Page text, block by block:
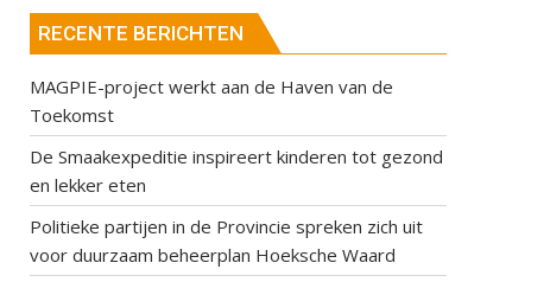
RECENTE BERICHTEN
MAGPIE-project werkt aan de Haven van de
Toekomst
De Smaakexpeditie inspireert kinderen tot gezond
en lekker eten
Politieke partijen in de Provincie spreken zich uit
voor duurzaam beheerplan Hoeksche Waard